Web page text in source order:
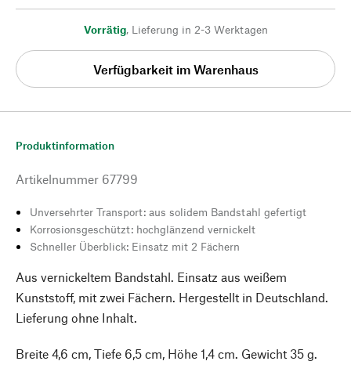
Vorrätig, Lieferung in 2-3 Werktagen
Verfügbarkeit im Warenhaus
Produktinformation
Artikelnummer 67799
Unversehrter Transport: aus solidem Bandstahl gefertigt
Korrosionsgeschützt: hochglänzend vernickelt
Schneller Überblick: Einsatz mit 2 Fächern
Aus vernickeltem Bandstahl. Einsatz aus weißem
Kunststoff, mit zwei Fächern. Hergestellt in Deutschland.
Lieferung ohne Inhalt.
Breite 4,6 cm, Tiefe 6,5 cm, Höhe 1,4 cm. Gewicht 35 g.